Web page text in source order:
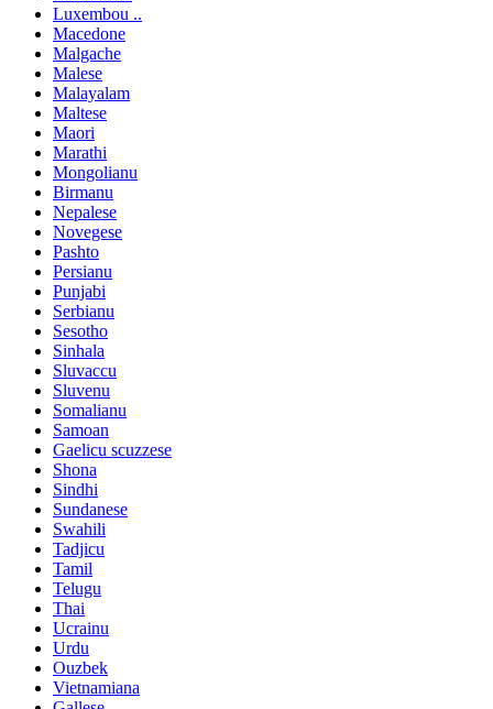
Luxembou ..
Macedone
Malgache
Malese
Malayalam
Maltese
Maori
Marathi
Mongolianu
Birmanu
Nepalese
Novegese
Pashto
Persianu
Punjabi
Serbianu
Sesotho
Sinhala
Sluvaccu
Sluvenu
Somalianu
Samoan
Gaelicu scuzzese
Shona
Sindhi
Sundanese
Swahili
Tadjicu
Tamil
Telugu
Thai
Ucrainu
Urdu
Ouzbek
Vietnamiana